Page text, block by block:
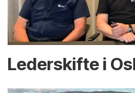
Lederskifte i